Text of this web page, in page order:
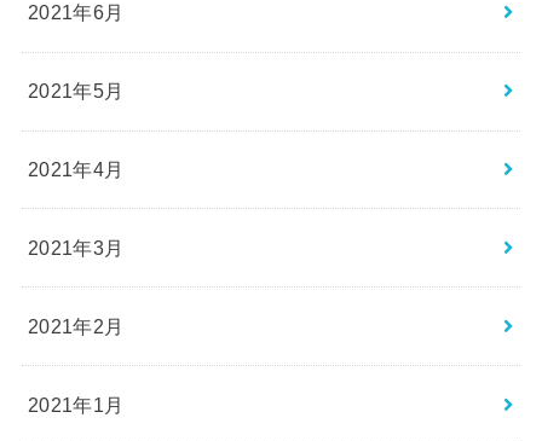
2021年6月
2021年5月
2021年4月
2021年3月
2021年2月
2021年1月